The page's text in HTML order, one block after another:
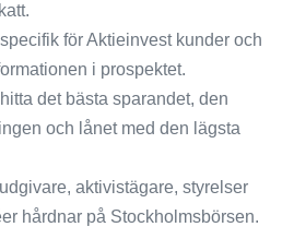
för Aktieinvest kunder och
i prospektet.
det bästa sparandet, den
och lånet med den lägsta
aktivistägare, styrelser
hårdnar på Stockholmsbörsen.